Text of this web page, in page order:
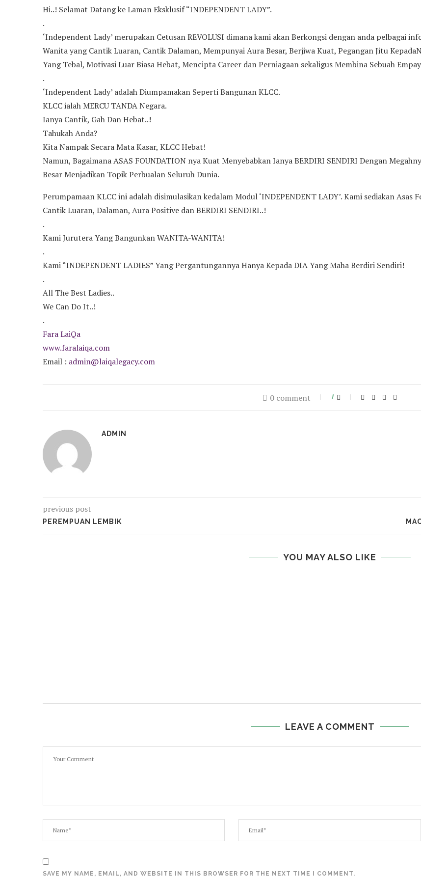
Hi..! Selamat Datang ke Laman Eksklusif “INDEPENDENT LADY”.
.
‘Independent Lady’ merupakan Cetusan REVOLUSI dimana kami akan Berkongsi dengan anda pelbagai
Wanita yang Cantik Luaran, Cantik Dalaman, Mempunyai Aura Besar, Berjiwa Kuat, Pegangan Jitu
Yang Tebal, Motivasi Luar Biasa Hebat, Mencipta Career dan Perniagaan sekaligus Membina Sebuah
.
‘Independent Lady’ adalah Diumpamakan Seperti Bangunan KLCC.
KLCC ialah MERCU TANDA Negara.
Ianya Cantik, Gah Dan Hebat..!
Tahukah Anda?
Kita Nampak Secara Mata Kasar, KLCC Hebat!
Namun, Bagaimana ASAS FOUNDATION nya Kuat Menyebabkan Ianya BERDIRI SENDIRI Dengan
Besar Menjadikan Topik Perbualan Seluruh Dunia.
Perumpamaan KLCC ini adalah disimulasikan kedalam Modul ‘INDEPENDENT LADY’. Kami sediakan
Cantik Luaran, Dalaman, Aura Positive dan BERDIRI SENDIRI..!
.
Kami Jurutera Yang Bangunkan WANITA-WANITA!
.
Kami “INDEPENDENT LADIES” Yang Pergantungannya Hanya Kepada DIA Yang Maha Berdiri Sendiri!
.
All The Best Ladies..
We Can Do It..!
.
Fara LaiQa
www.faralaiqa.com
Email : admin@laiqalegacy.com
0 comment 1
ADMIN
previous post
PEREMPUAN LEMBIK
YOU MAY ALSO LIKE
LEAVE A COMMENT
SAVE MY NAME, EMAIL, AND WEBSITE IN THIS BROWSER FOR THE NEXT TIME I COMMENT.